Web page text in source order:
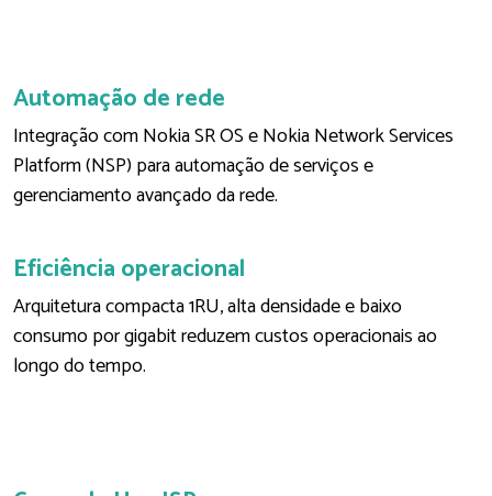
Automação de rede
Integração com Nokia SR OS e Nokia Network Services
Platform (NSP) para automação de serviços e
gerenciamento avançado da rede.
Eficiência operacional
Arquitetura compacta 1RU, alta densidade e baixo
consumo por gigabit reduzem custos operacionais ao
longo do tempo.